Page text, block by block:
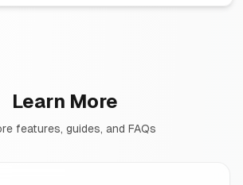
Learn More
features, guides, and FAQs